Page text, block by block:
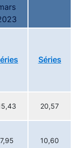
Séries
20,57
7,95 10,60